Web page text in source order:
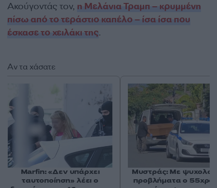
Ακούγοντάς τον, η Μελάνια Τραμπ – κρυμμένη
πίσω από το τεράστιο καπέλο – ίσα ίσα που
έσκασε το χειλάκι της.
Αν τα χάσατε
Marfin: «Δεν υπάρχει
ταυτοποίηση» λέει ο
Μυστράς: Με
προβλήματα ο